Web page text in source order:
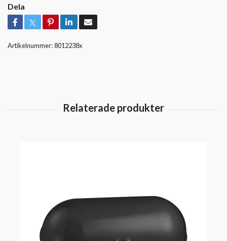
Dela
Artikelnummer:8012238x